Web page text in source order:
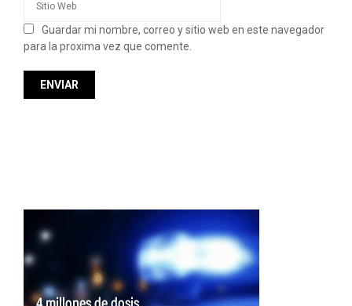
Guardar mi nombre, correo y sitio web en este navegador
para la proxima vez que comente.